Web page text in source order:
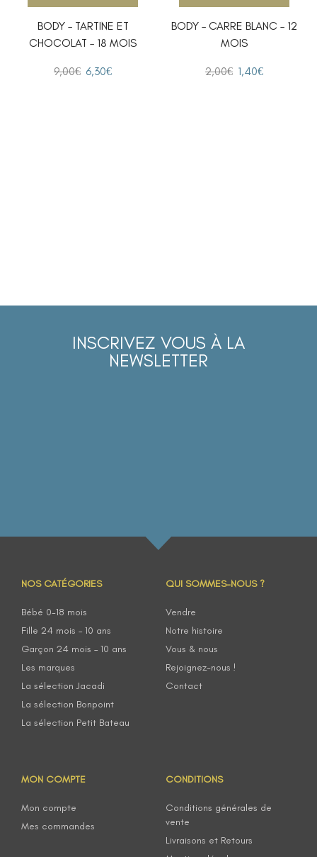
BODY – TARTINE ET
CHOCOLAT – 18 MOIS
9,00€ 6,30€
BODY – CARRE BLANC – 12
MOIS
2,00€ 1,40€
INSCRIVEZ VOUS À LA
NEWSLETTER
NOS CATÉGORIES
Bébé 0-18 mois
Fille 24 mois – 10 ans
Garçon 24 mois – 10 ans
Les marques
La sélection Jacadi
La sélection Bonpoint
La sélection Petit Bateau
QUI SOMMES-NOUS ?
Vendre
Notre histoire
Vous & nous
Rejoignez-nous !
Contact
MON COMPTE
Mon compte
Mes commandes
CONDITIONS
Conditions générales de
vente
Livraisons et Retours